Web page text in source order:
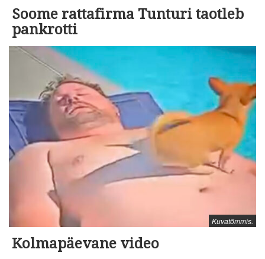
Soome rattafirma Tunturi taotleb
pankrotti
Kuvatõmmis.
Kolmapäevane video